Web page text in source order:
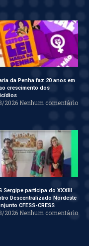
da Penha faz 20 anos em
crescimento dos
2026 Nenhum comentário
Sergipe participa do XXXIII
Descentralizado Nordeste
CFESS-CRESS
2026 Nenhum comentário